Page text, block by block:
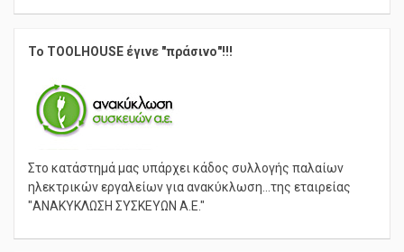
Το TOOLHOUSE έγινε "πράσινο"!!!
Στο κατάστημά μας υπάρχει κάδος συλλογής παλαίων
ηλεκτρικών εργαλείων για ανακύκλωση...της εταιρείας